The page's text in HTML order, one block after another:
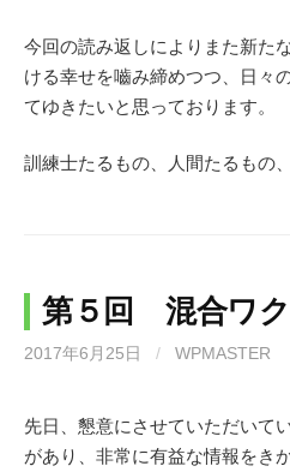
今回の読み返しによりまた新た
ける幸せを嚙み締めつつ、日々
てゆきたいと思っております。
訓練士たるもの、人間たるもの
第５回 混合ワ
2017年6月25日 / WPMASTER
先日、懇意にさせていただいて
があり、非常に有益な情報をき